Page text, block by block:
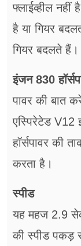
फ्लाईव्हील
है या गियर
गियर बदलते हैं।
इंजन 830
पावर की बात
एस्पिरेटेड V12
हॉर्सपावर की
करता है।
स्पीड
यह महज 2.9
की स्पीड पकड़